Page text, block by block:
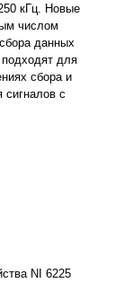
кГц. Новые
числом
данных
для
сбора и
сигналов с
NI 6225